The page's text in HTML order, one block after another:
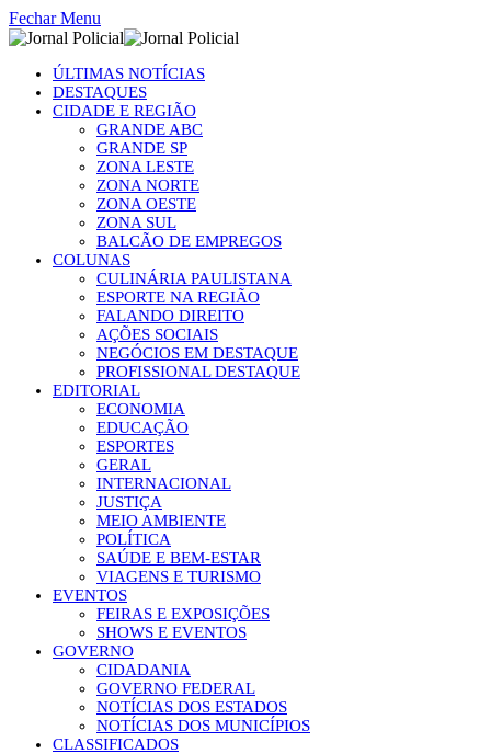
Fechar Menu
ÚLTIMAS NOTÍCIAS
DESTAQUES
CIDADE E REGIÃO
GRANDE ABC
GRANDE SP
ZONA LESTE
ZONA NORTE
ZONA OESTE
ZONA SUL
BALCÃO DE EMPREGOS
COLUNAS
CULINÁRIA PAULISTANA
ESPORTE NA REGIÃO
FALANDO DIREITO
AÇÕES SOCIAIS
NEGÓCIOS EM DESTAQUE
PROFISSIONAL DESTAQUE
EDITORIAL
ECONOMIA
EDUCAÇÃO
ESPORTES
GERAL
INTERNACIONAL
JUSTIÇA
MEIO AMBIENTE
POLÍTICA
SAÚDE E BEM-ESTAR
VIAGENS E TURISMO
EVENTOS
FEIRAS E EXPOSIÇÕES
SHOWS E EVENTOS
GOVERNO
CIDADANIA
GOVERNO FEDERAL
NOTÍCIAS DOS ESTADOS
NOTÍCIAS DOS MUNICÍPIOS
CLASSIFICADOS